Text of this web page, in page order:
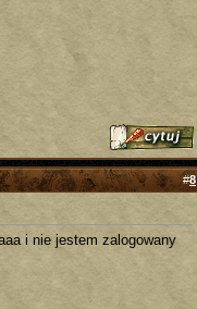
#8
i nie jestem zalogowany